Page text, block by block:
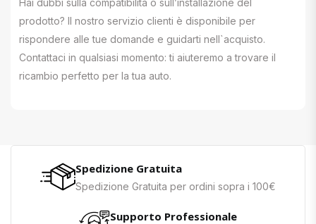
prodotto? Il nostro servizio clienti è disponibile per
rispondere alle tue domande e guidarti nell`acquisto.
Contattaci in qualsiasi momento: ti aiuteremo a trovare il
ricambio perfetto per la tua auto.
Spedizione Gratuita
Spedizione Gratuita per ordini sopra i 100€
Supporto Professionale